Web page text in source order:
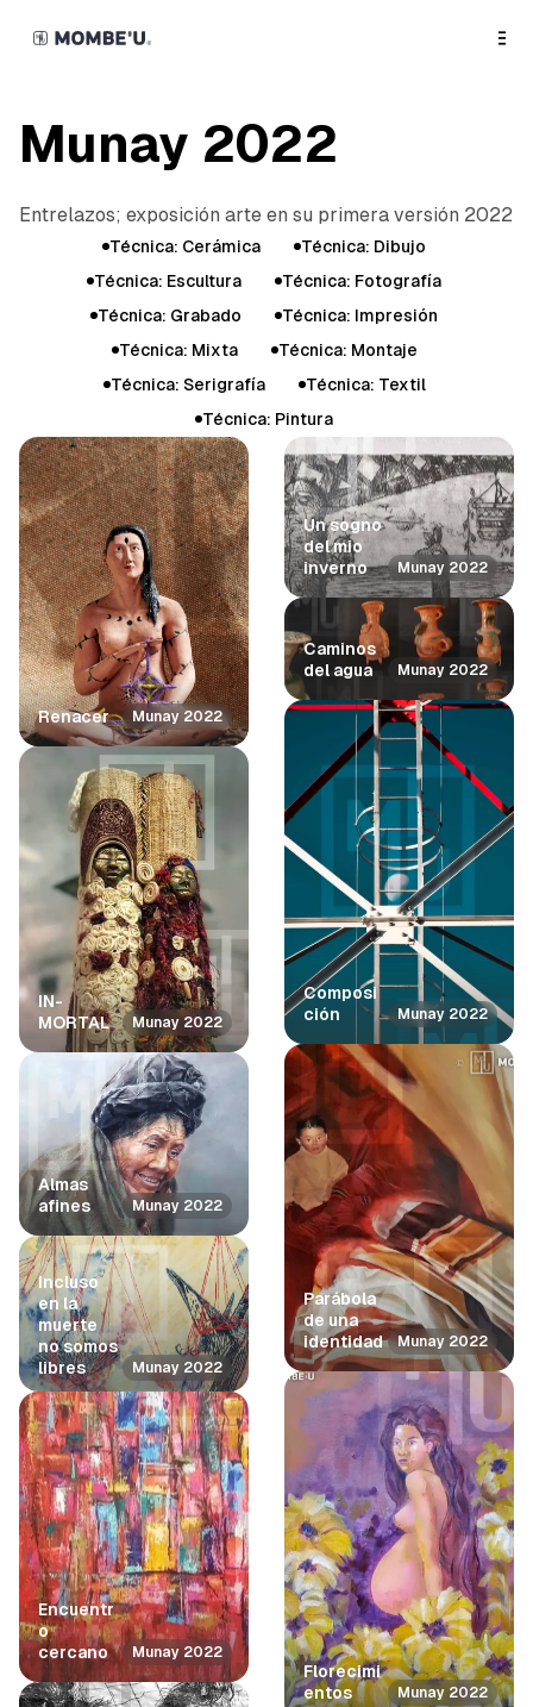
Munay 2022
Entrelazos; exposición arte en su primera versión 2022
Técnica: Cerámica
Técnica: Dibujo
Técnica: Escultura
Técnica: Fotografía
Técnica: Grabado
Técnica: Impresión
Técnica: Mixta
Técnica: Montaje
Técnica: Serigrafía
Técnica: Textil
Técnica: Pintura
G
a
l
e
r
í
a
Renacer Munay 2022
IN-
MORTAL
Munay 2022
Almas
afines
Munay 2022
Incluso
en la
muerte
no somos
libres
Munay 2022
Encuentr
o
cercano
Munay 2022
Un sogno
del mio
inverno
Munay 2022
Caminos
del agua
Munay 2022
Composi
ción
Munay 2022
Parábola
de una
identidad
Munay 2022
Florecimi
entos
Munay 2022